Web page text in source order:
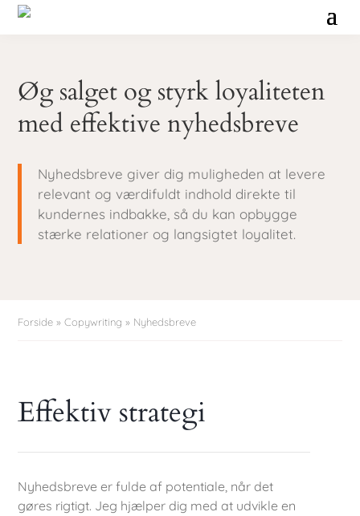
Øg salget og styrk loyaliteten
med effektive nyhedsbreve
Nyhedsbreve giver dig muligheden at levere
relevant og værdifuldt indhold direkte til
kundernes indbakke, så du kan opbygge
stærke relationer og langsigtet loyalitet.
Forside »Copywriting » Nyhedsbreve
Effektiv strategi
Nyhedsbreve er fulde af potentiale, når det
gøres rigtigt. Jeg hjælper dig med at udvikle en